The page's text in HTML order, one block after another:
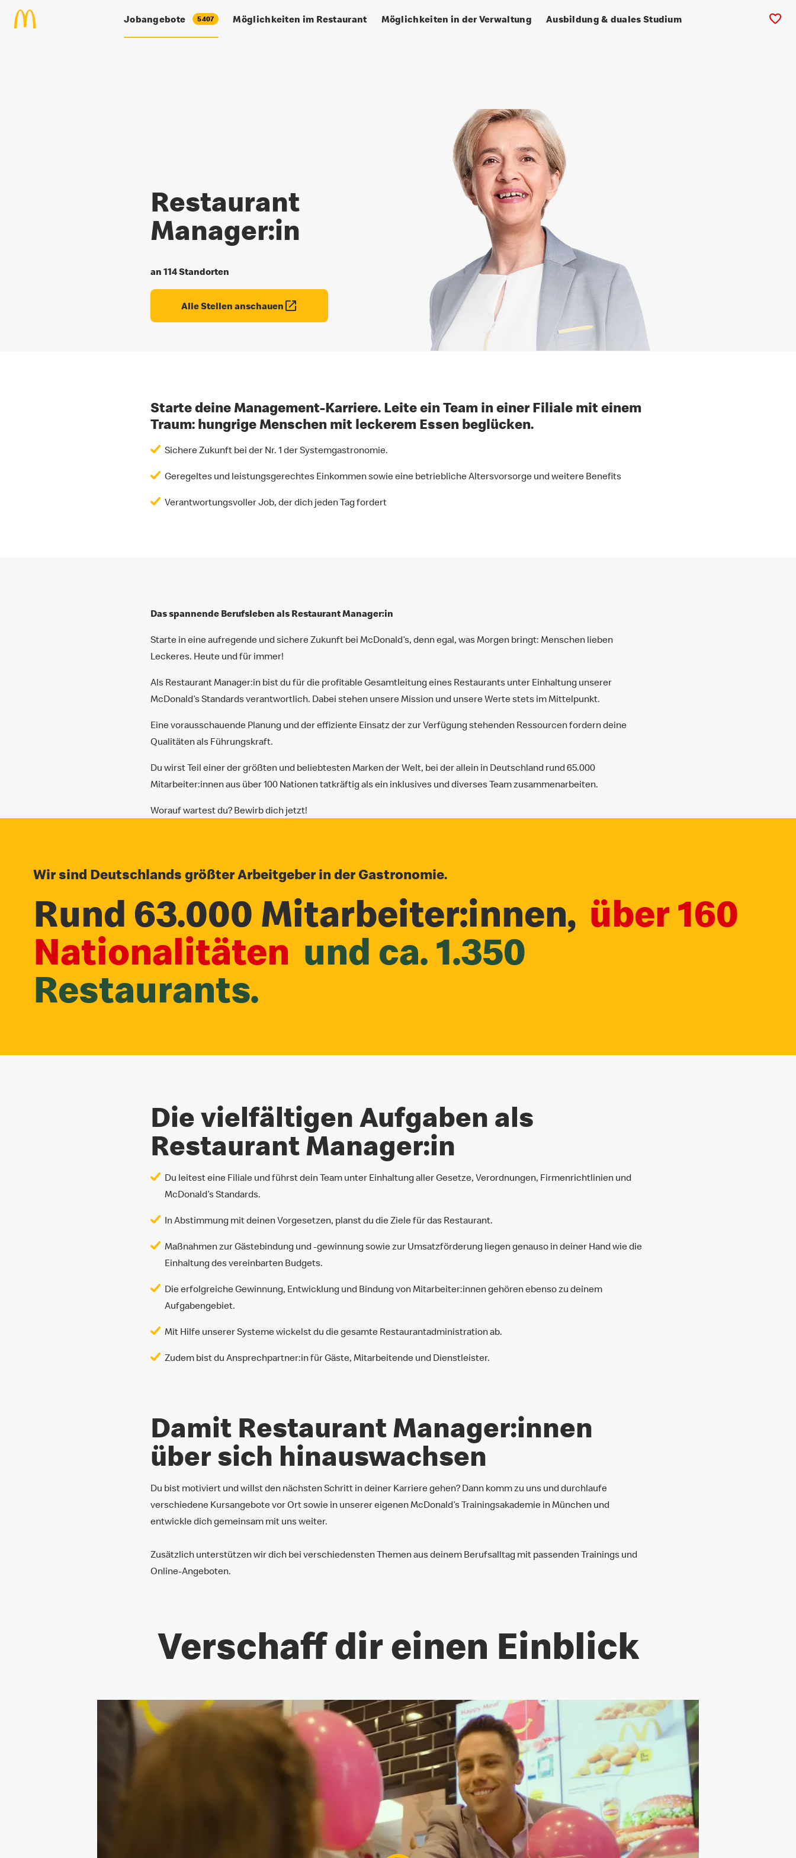
Zum Hauptinhalt springenJobangebote 5407 Möglichkeiten im Restaurant Möglichkeiten in der Verwaltung Ausbildung & duales Studium
Restaurant
Manager:in
an 114 Standorten
Alle Stellen anschauen
Starte deine Management-Karriere. Leite ein Team in einer Filiale mit einem
Traum: hungrige Menschen mit leckerem Essen beglücken.
Sichere Zukunft bei der Nr. 1 der Systemgastronomie.
Geregeltes und leistungsgerechtes Einkommen sowie eine betriebliche Altersvorsorge und weitere Benefits
Verantwortungsvoller Job, der dich jeden Tag fordert
Das spannende Berufsleben als Restaurant Manager:in
Starte in eine aufregende und sichere Zukunft bei McDonald’s, denn egal, was Morgen bringt: Menschen lieben
Leckeres. Heute und für immer!
Als Restaurant Manager:in bist du für die profitable Gesamtleitung eines Restaurants unter Einhaltung unserer
McDonald’s Standards verantwortlich. Dabei stehen unsere Mission und unsere Werte stets im Mittelpunkt.
Eine vorausschauende Planung und der effiziente Einsatz der zur Verfügung stehenden Ressourcen fordern deine
Qualitäten als Führungskraft.
Du wirst Teil einer der größten und beliebtesten Marken der Welt, bei der allein in Deutschland rund 65.000
Mitarbeiter:innen aus über 100 Nationen tatkräftig als ein inklusives und diverses Team zusammenarbeiten.
Worauf wartest du? Bewirb dich jetzt!
Wir sind Deutschlands größter Arbeitgeber in der Gastronomie.
Rund 63.000 Mitarbeiter:innen, über 160
Nationalitäten und ca. 1.350
Restaurants.
Die vielfältigen Aufgaben als
Restaurant Manager:in
Du leitest eine Filiale und führst dein Team unter Einhaltung aller Gesetze, Verordnungen, Firmenrichtlinien und
McDonald’s Standards.
In Abstimmung mit deinen Vorgesetzen, planst du die Ziele für das Restaurant.
Maßnahmen zur Gästebindung und -gewinnung sowie zur Umsatzförderung liegen genauso in deiner Hand wie die
Einhaltung des vereinbarten Budgets.
Die erfolgreiche Gewinnung, Entwicklung und Bindung von Mitarbeiter:innen gehören ebenso zu deinem
Aufgabengebiet.
Mit Hilfe unserer Systeme wickelst du die gesamte Restaurantadministration ab.
Zudem bist du Ansprechpartner:in für Gäste, Mitarbeitende und Dienstleister.
Damit Restaurant Manager:innen
über sich hinauswachsen
Du bist motiviert und willst den nächsten Schritt in deiner Karriere gehen? Dann komm zu uns und durchlaufe
verschiedene Kursangebote vor Ort sowie in unserer eigenen McDonald’s Trainingsakademie in München und
entwickle dich gemeinsam mit uns weiter.
Zusätzlich unterstützen wir dich bei verschiedensten Themen aus deinem Berufsalltag mit passenden Trainings und
Online-Angeboten.
Verschaff dir einen Einblick